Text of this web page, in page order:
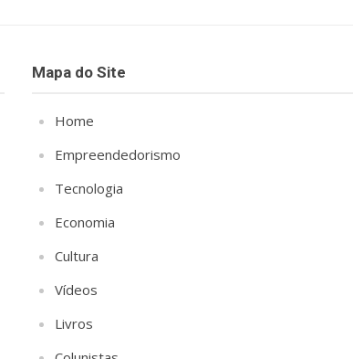
Mapa do Site
Home
Empreendedorismo
Tecnologia
Economia
Cultura
Vídeos
Livros